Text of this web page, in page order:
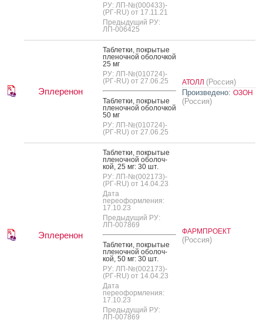
РУ: ЛП-№(000433)-
(РГ-RU) от 17.11.21
Предыдущий РУ:
ЛП-006425
Эплеренон
Таб­летки, пок­ры­тые
пле­ноч­ной обо­лоч­кой
25 мг
РУ: ЛП-№(010724)-
(РГ-RU) от 27.06.25
Таб­летки, пок­ры­тые
пле­ноч­ной обо­лоч­кой
50 мг
РУ: ЛП-№(010724)-
(РГ-RU) от 27.06.25
АТОЛЛ (Россия)
Произведено: ОЗОН
(Россия)
Эплеренон
Таб­летки, пок­ры­тые
пле­ноч­ной обо­лоч­
кой, 25 мг: 30 шт.
РУ: ЛП-№(002173)-
(РГ-RU) от 14.04.23
Дата
переоформления:
17.10.23
Предыдущий РУ:
ЛП-007869
Таб­летки, пок­ры­тые
пле­ноч­ной обо­лоч­
кой, 50 мг: 30 шт.
РУ: ЛП-№(002173)-
(РГ-RU) от 14.04.23
Дата
переоформления:
17.10.23
Предыдущий РУ:
ЛП-007869
ФАРМПРОЕКТ
(Россия)